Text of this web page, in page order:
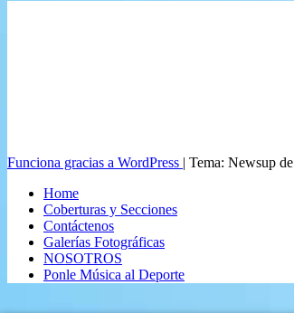
Funciona gracias a WordPress | Tema: Newsup de
Home
Coberturas y Secciones
Contáctenos
Galerías Fotográficas
NOSOTROS
Ponle Música al Deporte